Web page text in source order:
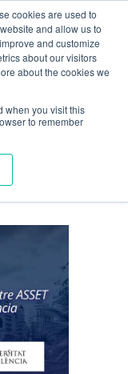
cookies are used to
and allow us to
and customize
about our visitors
about the cookies we
when you visit this
to remember